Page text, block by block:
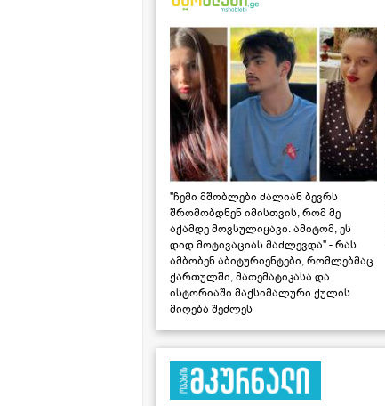
"ჩემი მშობლები ძალიან ბევრს
შრომობდნენ იმისთვის, რომ მე
აქამდე მოვსულიყავი. ამიტომ, ეს
დიდ მოტივაციას მაძლევდა" - რას
ამბობენ აბიტურიენტები, რომლებმაც
ქართულში, მათემატიკასა და
ისტორიაში მაქსიმალური ქულის
მიღება შეძლეს